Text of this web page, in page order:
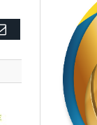
Email